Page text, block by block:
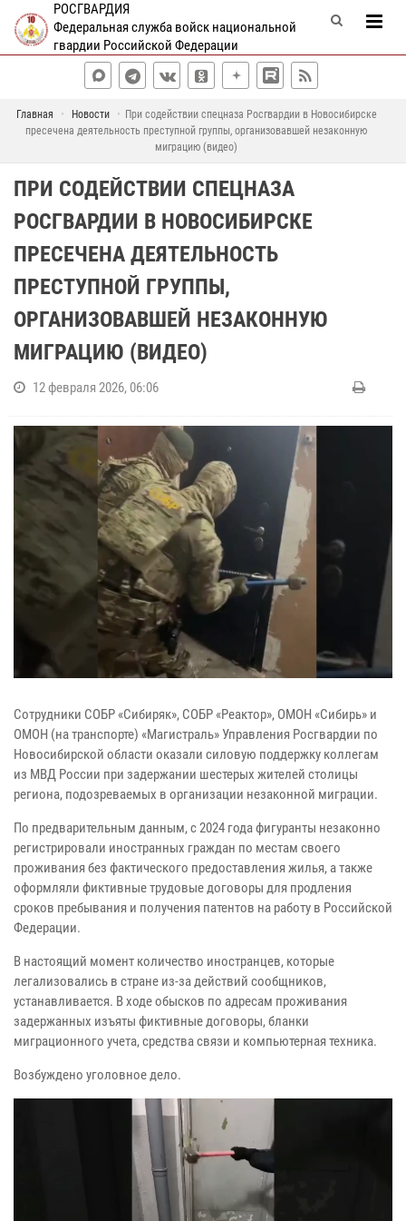
РОСГВАРДИЯ
Федеральная служба войск национальной
гвардии Российской Федерации
Главная Новости
При содействии спецназа Росгвардии в Новосибирске
пресечена деятельность преступной группы, организовавшей незаконную
миграцию (видео)
ПРИ СОДЕЙСТВИИ СПЕЦНАЗА
РОСГВАРДИИ В НОВОСИБИРСКЕ
ПРЕСЕЧЕНА ДЕЯТЕЛЬНОСТЬ
ПРЕСТУПНОЙ ГРУППЫ,
ОРГАНИЗОВАВШЕЙ НЕЗАКОННУЮ
МИГРАЦИЮ (ВИДЕО)
12 февраля 2026, 06:06
Сотрудники СОБР «Сибиряк», СОБР «Реактор», ОМОН «Сибирь» и
ОМОН (на транспорте) «Магистраль» Управления Росгвардии по
Новосибирской области оказали силовую поддержку коллегам
из МВД России при задержании шестерых жителей столицы
региона, подозреваемых в организации незаконной миграции.
По предварительным данным, с 2024 года фигуранты незаконно
регистрировали иностранных граждан по местам своего
проживания без фактического предоставления жилья, а также
оформляли фиктивные трудовые договоры для продления
сроков пребывания и получения патентов на работу в Российской
Федерации.
В настоящий момент количество иностранцев, которые
легализовались в стране из-за действий сообщников,
устанавливается. В ходе обысков по адресам проживания
задержанных изъяты фиктивные договоры, бланки
миграционного учета, средства связи и компьютерная техника.
Возбуждено уголовное дело.